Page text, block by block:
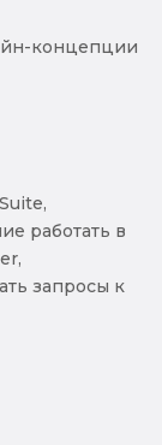
концепции
работать в
запросы к